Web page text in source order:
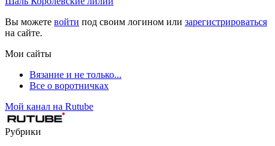
Вы можете войти под своим логином или зарегистрироваться
на сайте.
Мои сайты
Вязание и не только...
Все о воротничках
Мой канал на Rutube
Рубрики